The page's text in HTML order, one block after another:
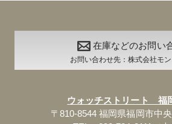
在庫などのお問い
お問い合わせ先：株式会社モ
ウォッチストリート 福
〒810-8544 福岡県福岡市中